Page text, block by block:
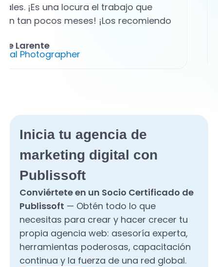
¡Es una locura el trabajo que
tan pocos meses! ¡Los recomiendo
Larente
Photographer
Inicia tu agencia de
marketing digital con
Publissoft
Conviértete en un Socio Certificado de
Publissoft — Obtén todo lo que
necesitas para crear y hacer crecer tu
propia agencia web: asesoría experta,
herramientas poderosas, capacitación
continua y la fuerza de una red global.